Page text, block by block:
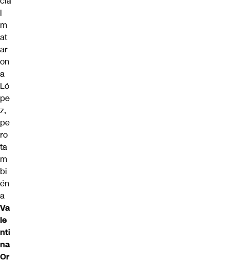
l
m
at
ar
on
a
Ló
pe
z,
pe
ro
ta
m
bi
én
a
Va
le
nti
na
Or